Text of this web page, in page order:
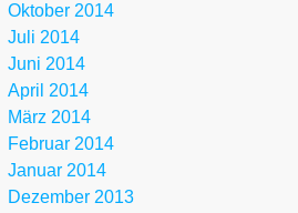
Oktober 2014
Juli 2014
Juni 2014
April 2014
März 2014
Februar 2014
Januar 2014
Dezember 2013